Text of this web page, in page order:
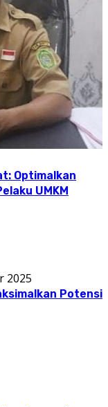
Optimalkan
UMKM
2025
Potensi